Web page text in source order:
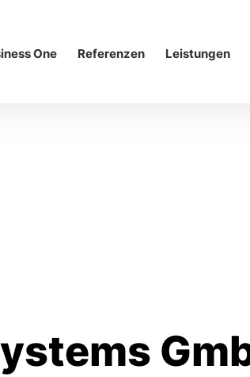
One Referenzen Leistungen